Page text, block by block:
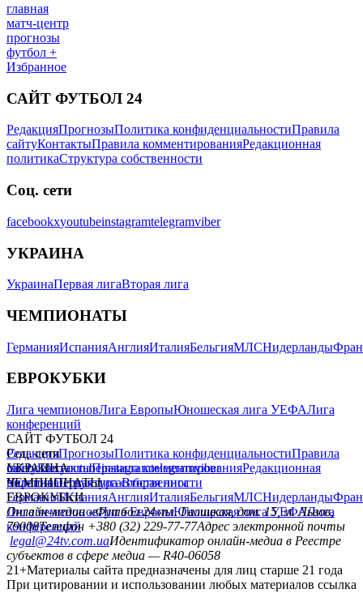
главная
матч-центр
прогнозы
футбол +
Избранное
САЙТ ФУТБОЛ 24
РедакцияПрогнозыПолитика конфиденциальностиПравила
сайтуКонтактыПравила комментированияРедакционная
политикаСтруктура собственности
Соц. сети
facebookxyoutubeinstagramtelegramviber
УКРАИНА
УкраинаПервая лигаВторая лига
ЧЕМПИОНАТЫ
ГерманияИспанияАнглияИталияБельгияМЛСНидерланды
ЕВРОКУБКИ
Лига чемпионовЛига ЕвропыЮношеская лига УЕФАЛига
конференций
САЙТ ФУТБОЛ 24
РедакцияПрогнозыПолитика конфиденциальностиПравила
сайтуКонтактыПравила комментированияРедакционная
политикаСтруктура собственности
Соц. сети
facebookxyoutubeinstagramtelegramviber
УКРАИНА
УкраинаПервая лигаВторая лига
ЧЕМПИОНАТЫ
ГерманияИспанияАнглияИталияБельгияМЛСНидерланды
ЕВРОКУБКИ
Лига чемпионовЛига ЕвропыЮношеская лига УЕФАЛига
конференций
Онлайн-медиа «Футбол 24»пл. Галицкая, дом. 15, м. Львов,
79008Телефон +380 (32) 229-77-77Адрес электронной почты
legal@24tv.com.uaИдентификатор онлайн-медиа в Реестре
субъектов в сфере медиа — R40-06058
21+Материалы сайта предназначены для лиц старше 21 года
При цитировании и использовании любых материалов ссылка